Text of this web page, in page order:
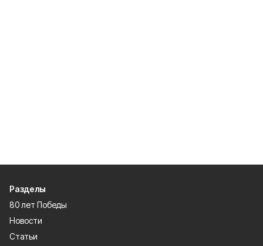
Разделы
80 лет Победы
Новости
Статьи